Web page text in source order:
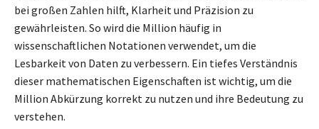
bei großen Zahlen hilft, Klarheit und Präzision zu
gewährleisten. So wird die Million häufig in
wissenschaftlichen Notationen verwendet, um die
Lesbarkeit von Daten zu verbessern. Ein tiefes Verständnis
dieser mathematischen Eigenschaften ist wichtig, um die
Million Abkürzung korrekt zu nutzen und ihre Bedeutung zu
verstehen.